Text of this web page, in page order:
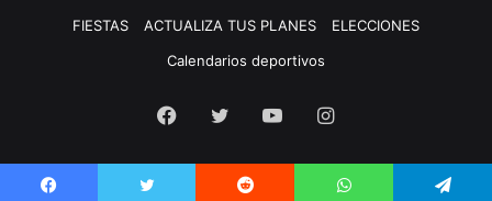
FIESTAS
ACTUALIZA TUS PLANES
ELECCIONES
Calendarios deportivos
Facebook
Twitter YouTubeInstagram